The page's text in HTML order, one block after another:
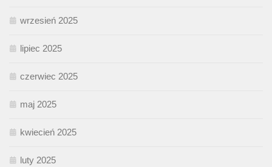
wrzesień 2025
lipiec 2025
czerwiec 2025
maj 2025
kwiecień 2025
luty 2025